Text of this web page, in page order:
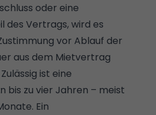
oder eine
des Vertrags, wird es
vor Ablauf der
aus dem Mietvertrag
ist eine
bis zu vier Jahren – meist
Ein